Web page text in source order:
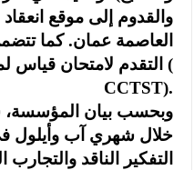
والقدوم إلى موقع
العاصمة عمان. كما
التقدم لامتحان قياس
CCTST).
وبحسب بيان المؤسسة،
خلال شهري آب وأيلول
التفكير الناقد والتجارب